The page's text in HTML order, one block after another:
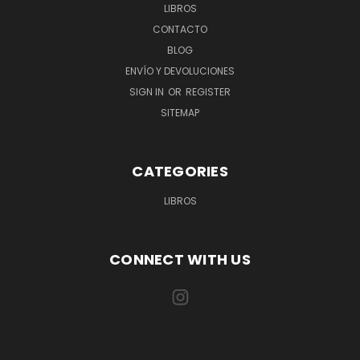
LIBROS
CONTACTO
BLOG
ENVÍO Y DEVOLUCIONES
SIGN IN OR REGISTER
SITEMAP
CATEGORIES
LIBROS
CONNECT WITH US